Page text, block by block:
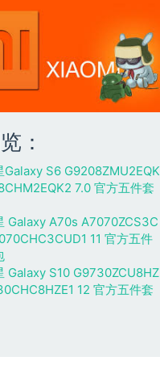
：
Galaxy S6 G9208ZMU2EQK
7.0 官方五件套
Galaxy A70s A7070ZCS3C
11 官方五件
Galaxy S10 G9730ZCU8HZ
12 官方五件套